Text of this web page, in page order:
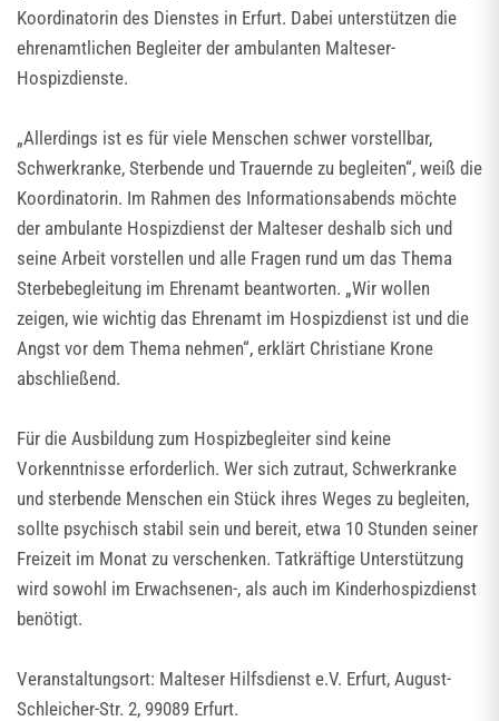
Koordinatorin des Dienstes in Erfurt. Dabei unterstützen die
ehrenamtlichen Begleiter der ambulanten Malteser-
Hospizdienste.
„Allerdings ist es für viele Menschen schwer vorstellbar,
Schwerkranke, Sterbende und Trauernde zu begleiten“, weiß die
Koordinatorin. Im Rahmen des Informationsabends möchte
der ambulante Hospizdienst der Malteser deshalb sich und
seine Arbeit vorstellen und alle Fragen rund um das Thema
Sterbebegleitung im Ehrenamt beantworten. „Wir wollen
zeigen, wie wichtig das Ehrenamt im Hospizdienst ist und die
Angst vor dem Thema nehmen“, erklärt Christiane Krone
abschließend.
Für die Ausbildung zum Hospizbegleiter sind keine
Vorkenntnisse erforderlich. Wer sich zutraut, Schwerkranke
und sterbende Menschen ein Stück ihres Weges zu begleiten,
sollte psychisch stabil sein und bereit, etwa 10 Stunden seiner
Freizeit im Monat zu verschenken. Tatkräftige Unterstützung
wird sowohl im Erwachsenen-, als auch im Kinderhospizdienst
benötigt.
Veranstaltungsort: Malteser Hilfsdienst e.V. Erfurt, August-
Schleicher-Str. 2, 99089 Erfurt.